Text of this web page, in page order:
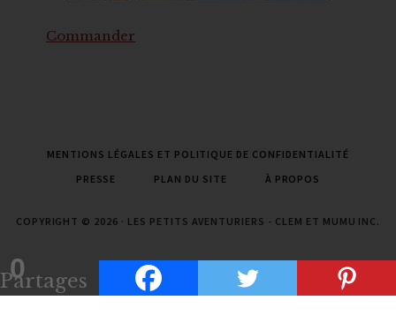
0
Partages
Commander
MENTIONS LÉGALES ET POLITIQUE DE CONFIDENTIALITÉ
PRESSE
PLAN DU SITE À PROPOS
COPYRIGHT © 2026 · LES PETITS AVENTURIERS - CLEM ET MUMU INC.